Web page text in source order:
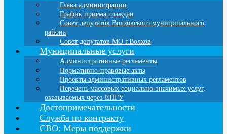
Глава администрации
График приема граждан
Совет депутатов Волховского муниципального
района
Совет депутатов МО г.Волхов
Муниципальные услуги
Административные регламенты
Нормативно-правовые акты
Проекты административных регламентов
Перечень массовых социально-значимых услуг,
оказываемых через ЕПГУ
Достопримечательности
Служба по контракту
СВО: Меры поддержки